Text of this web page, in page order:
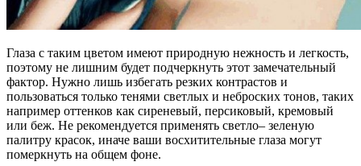
Глаза с таким цветом имеют природную нежность и легкость,
поэтому не лишним будет подчеркнуть этот замечательный
фактор. Нужно лишь избегать резких контрастов и
пользоваться только тенями светлых и неброских тонов, таких
например оттенков как сиреневый, персиковый, кремовый
или беж. Не рекомендуется применять светло– зеленую
палитру красок, иначе ваши восхитительные глаза могут
померкнуть на общем фоне.